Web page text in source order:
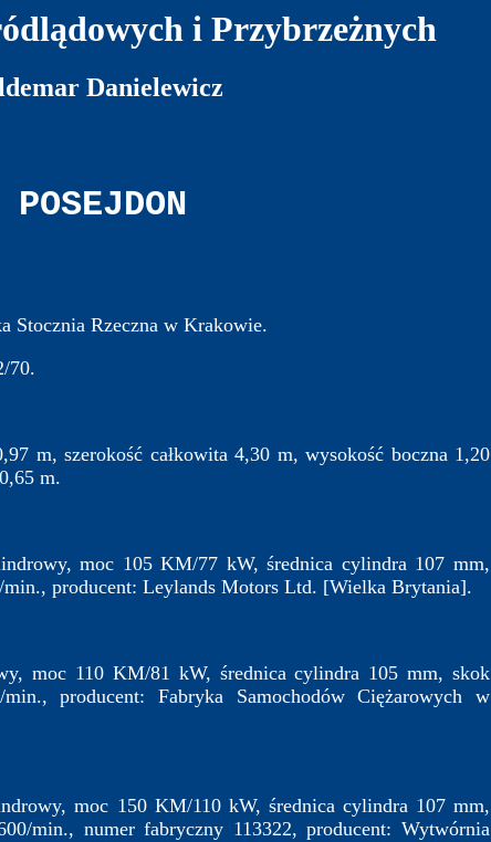
i Przybrzeżnych
Danielewicz
Stocznia Rzeczna w Krakowie.
70.
m, szerokość całkowita 4,30 m, wysokość boczna 1,20
m.
moc 105 KM/77 kW, średnica cylindra 107 mm,
producent: Leylands Motors Ltd. [Wielka Brytania].
moc 110 KM/81 kW, średnica cylindra 105 mm, skok
producent: Fabryka Samochodów Ciężarowych w
moc 150 KM/110 kW, średnica cylindra 107 mm,
min., numer fabryczny 113322, producent: Wytwórnia